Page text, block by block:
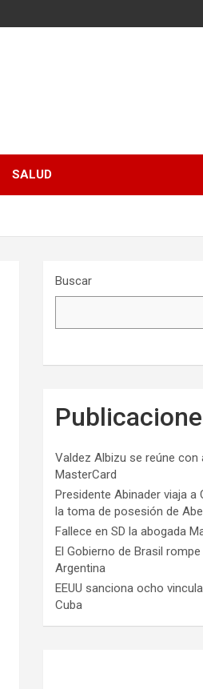
SALUD
Buscar
Valdez Albizu se reúne
MasterCard
Presidente Abinader viaja
la toma de posesión de
Fallece en SD la abogada
El Gobierno de Brasil
Argentina
EEUU sanciona ocho
Cuba